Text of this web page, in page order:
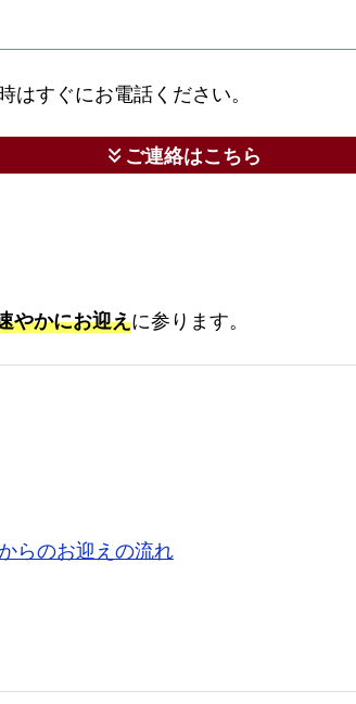
屋
宇
美
町】
プ
ン
町】
はすぐにお電話ください。
keyboard_double_arrow_downご連絡はこちら
やかにお迎えに参ります。
らのお迎えの流れ